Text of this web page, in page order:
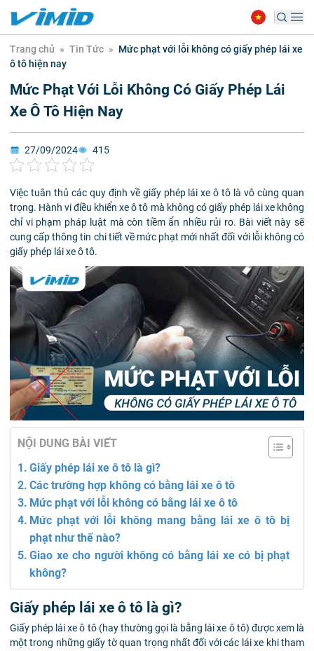
Trang chủ » Tin Tức » Mức phạt với lỗi không có giấy phép lái xe
ô tô hiện nay
Mức Phạt Với Lỗi Không Có Giấy Phép Lái
Xe Ô Tô Hiện Nay
27/09/2024 415
Việc tuân thủ các quy định về giấy phép lái xe ô tô là vô cùng quan
trọng. Hành vi điều khiển xe ô tô mà không có giấy phép lái xe không
chỉ vi phạm pháp luật mà còn tiềm ẩn nhiều rủi ro. Bài viết này sẽ
cung cấp thông tin chi tiết về mức phạt mới nhất đối với lỗi không có
giấy phép lái xe ô tô.
NỘI DUNG BÀI VIẾT
Giấy phép lái xe ô tô là gì?
Các trường hợp không có bằng lái xe ô tô
Mức phạt với lỗi không có bằng lái xe ô tô
Mức phạt với lỗi không mang bằng lái xe ô tô bị
phạt như thế nào?
Giao xe cho người không có bằng lái xe có bị phạt
không?
Giấy phép lái xe ô tô là gì?
Giấy phép lái xe ô tô (hay thường gọi là bằng lái xe ô tô) được xem là
một trong những giấy tờ quan trọng nhất đối với các lái xe khi tham